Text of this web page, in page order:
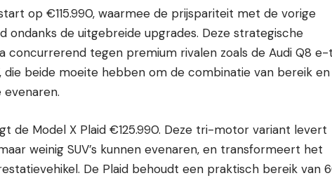
op €115.990, waarmee de prijspariteit met de vorige
ondanks de uitgebreide upgrades. Deze strategische
concurrerend tegen premium rivalen zoals de Audi Q8
die beide moeite hebben om de combinatie van bereik en
de Model X Plaid €125.990. Deze tri-motor variant levert
weinig SUV’s kunnen evenaren, en transformeert het
De Plaid behoudt een praktisch bereik van